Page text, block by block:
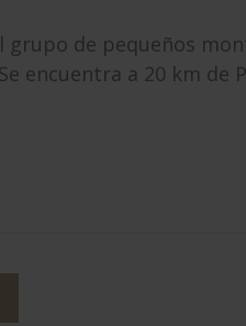
grupo de pequeños
encuentra a 20 km de